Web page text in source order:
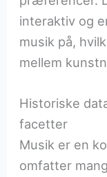
interaktiv og
musik på,
mellem
Historiske
facetter
Musik er en
omfatter